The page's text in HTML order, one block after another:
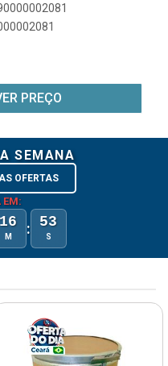
PREÇO
SEMANA
OFERTAS
EM:
16
M : 53
S